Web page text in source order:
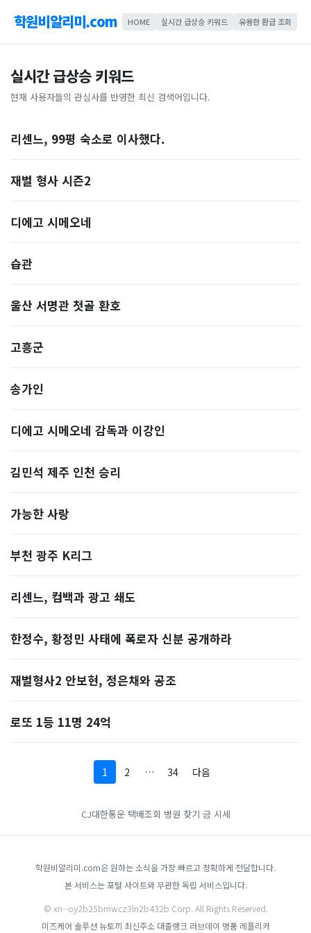
학원비알리미.com HOME 실시간 급상승 키워드 유용한 환급 조회
실시간 급상승 키워드
현재 사용자들의 관심사를 반영한 최신 검색어입니다.
리센느, 99평 숙소로 이사했다.
재벌 형사 시즌2
디에고 시메오네
습관
울산 서명관 첫골 환호
고흥군
송가인
디에고 시메오네 감독과 이강인
김민석 제주 인천 승리
가능한 사랑
부천 광주 K리그
리센느, 컴백과 광고 쇄도
한정수, 황정민 사태에 폭로자 신분 공개하라
재벌형사2 안보현, 정은채와 공조
로또 1등 11명 24억
1 2 … 34 다음
CJ대한통운 택배조회 병원 찾기 금 시세
학원비알리미.com은 원하는 소식을 가장 빠르고 정확하게 전달합니다.
본 서비스는 포털 사이트와 무관한 독립 서비스입니다.
© xn--oy2b25bmwcz3ln2b432b Corp. All Rights Reserved.
미즈케어 솔루션 뉴토끼 최신주소 대출랭크 러브데이 명품 레플리카